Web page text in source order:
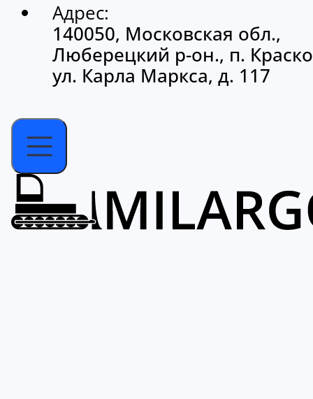
Адрес:
140050, Московская обл.,
Люберецкий р-он., п.
ул. Карла Маркса, д. 117